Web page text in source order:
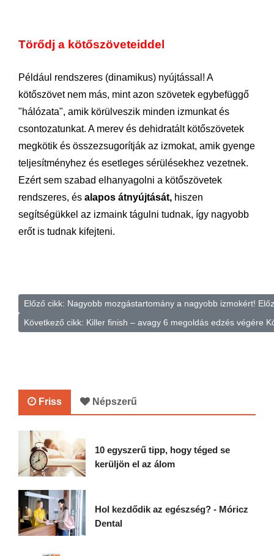
Törődj a kötőszöveteiddel
Például rendszeres (dinamikus) nyújtással! A
kötőszövet nem más, mint azon szövetek egybefüggő
"hálózata", amik körülveszik minden izmunkat és
csontozatunkat. A merev és dehidratált kötőszövetek
megkötik és összezsugorítják az izmokat, amik gyenge
teljesítményhez és esetleges sérülésekhez vezetnek.
Ezért sem szabad elhanyagolni a kötőszövetek
rendszeres, és alapos átnyújtását, hiszen
segítségükkel az izmaink tágulni tudnak, így nagyobb
erőt is tudnak kifejteni.
Előző cikk: Nagyobb mozgástartomány a nagyobb izmokért!
Következő cikk: Killer finish – avagy 6 megoldás edzés végére
Friss Népszerű
10 egyszerű tipp, hogy téged se
kerüljön el az álom
Hol kezdődik az egészség? - Móricz
Dental